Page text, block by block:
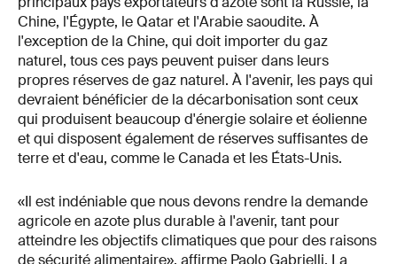
Chine, l'Égypte, le Qatar et l'Arabie saoudite. À
l'exception de la Chine, qui doit importer du gaz
naturel, tous ces pays peuvent puiser dans leurs
propres réserves de gaz naturel. À l'avenir, les pays qui
devraient bénéficier de la décarbonisation sont ceux
qui produisent beaucoup d'énergie solaire et éolienne
et qui disposent également de réserves suffisantes de
terre et d'eau, comme le Canada et les États-Unis.
«Il est indéniable que nous devons rendre la demande
agricole en azote plus durable à l'avenir, tant pour
atteindre les objectifs climatiques que pour des raisons